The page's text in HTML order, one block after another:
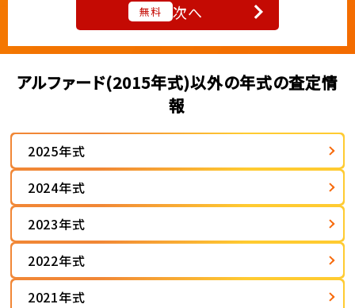
無料 次へ
アルファード(2015年式)以外の年式の査定情
報
2025年式
2024年式
2023年式
2022年式
2021年式